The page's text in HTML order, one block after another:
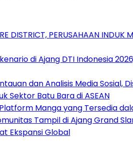
DISTRICT, PERUSAHAAN
di Ajang DTI Indonesia
dan Analisis Media Sosial,
Sektor Batu Bara di ASEAN
Manga yang Tersedia
Tampil di Ajang Grand
Ekspansi Global